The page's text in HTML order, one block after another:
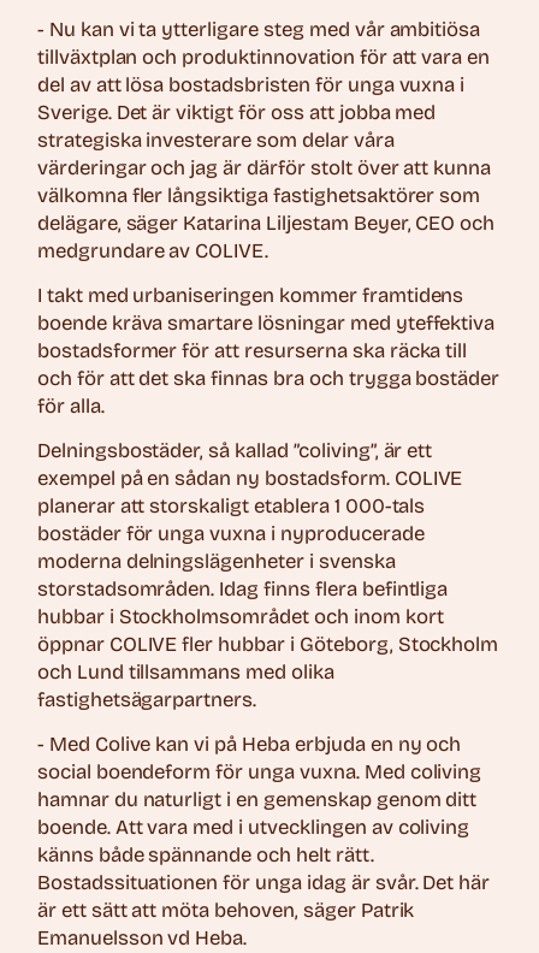
- Nu kan vi ta ytterligare steg med vår ambitiösa
tillväxtplan och produktinnovation för att vara en
del av att lösa bostadsbristen för unga vuxna i
Sverige. Det är viktigt för oss att jobba med
strategiska investerare som delar våra
värderingar och jag är därför stolt över att kunna
välkomna fler långsiktiga fastighetsaktörer som
delägare, säger Katarina Liljestam Beyer, CEO och
medgrundare av COLIVE.
I takt med urbaniseringen kommer framtidens
boende kräva smartare lösningar med yteffektiva
bostadsformer för att resurserna ska räcka till
och för att det ska finnas bra och trygga bostäder
för alla.
Delningsbostäder, så kallad ”coliving”, är ett
exempel på en sådan ny bostadsform. COLIVE
planerar att storskaligt etablera 1 000-tals
bostäder för unga vuxna i nyproducerade
moderna delningslägenheter i svenska
storstadsområden. Idag finns flera befintliga
hubbar i Stockholmsområdet och inom kort
öppnar COLIVE fler hubbar i Göteborg, Stockholm
och Lund tillsammans med olika
fastighetsägarpartners.
- Med Colive kan vi på Heba erbjuda en ny och
social boendeform för unga vuxna. Med coliving
hamnar du naturligt i en gemenskap genom ditt
boende. Att vara med i utvecklingen av coliving
känns både spännande och helt rätt.
Bostadssituationen för unga idag är svår. Det här
är ett sätt att möta behoven, säger Patrik
Emanuelsson vd Heba.